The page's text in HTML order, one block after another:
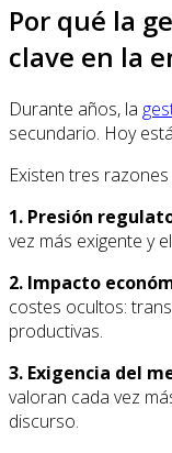
Por qué la
clave en la
Durante años, la
secundario. Hoy
Existen tres
1. Presión
vez más exigente y
2. Impacto
costes ocultos:
productivas.
3. Exigencia del
valoran cada vez
discurso.